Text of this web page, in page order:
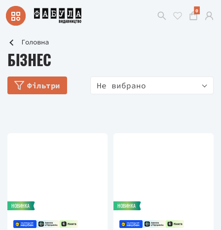
0
Головна
БІЗНЕС
Фільтри Не вибрано
НОВИНКА НОВИНКА